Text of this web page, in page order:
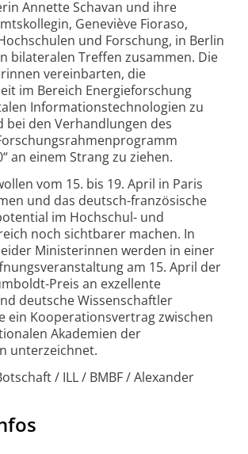
Annette Schavan und ihre
Geneviève Fioraso,
und Forschung, in Berlin
bilateralen Treffen zusammen. Die
vereinbarten, die
im Bereich Energieforschung
Informationstechnologien zu
bei den Verhandlungen des
an einem Strang zu ziehen.
vom 15. bis 19. April in Paris
und das deutsch-französische
im Hochschul- und
noch sichtbarer machen. In
Ministerinnen werden in einer
am 15. April der
Preis an exzellente
deutsche Wissenschaftler
ein Kooperationsvertrag zwischen
Akademien der
unterzeichnet.
/ ILL / BMBF / Alexander